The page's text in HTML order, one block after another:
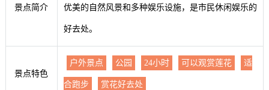
景点简介 优美的自然风景和多种娱乐设施，是市民休闲娱乐的
好去处。
景点特色
户外景点 公园 24小时 可以观赏莲花 适
合跑步 赏花好去处